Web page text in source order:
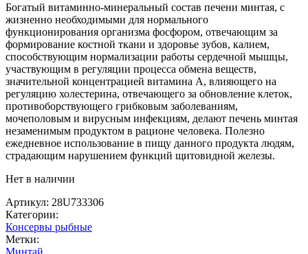
Богатый витаминно-минеральный состав печени минтая, с
жизненно необходимыми для нормального
функционирования организма фосфором, отвечающим за
формирование костной ткани и здоровье зубов, калием,
способствующим нормализации работы сердечной мышцы,
участвующим в регуляции процесса обмена веществ,
значительной концентрацией витамина А, влияющего на
регуляцию холестерина, отвечающего за обновление клеток,
противоборствующего грибковым заболеваниям,
мочеполовым и вирусным инфекциям, делают печень минтая
незаменимым продуктом в рационе человека. Полезно
ежедневное использование в пищу данного продукта людям,
страдающим нарушением функций щитовидной железы.
Нет в наличии
Артикул: 28U733306
Категории:
Консервы рыбные
Метки:
Минтай